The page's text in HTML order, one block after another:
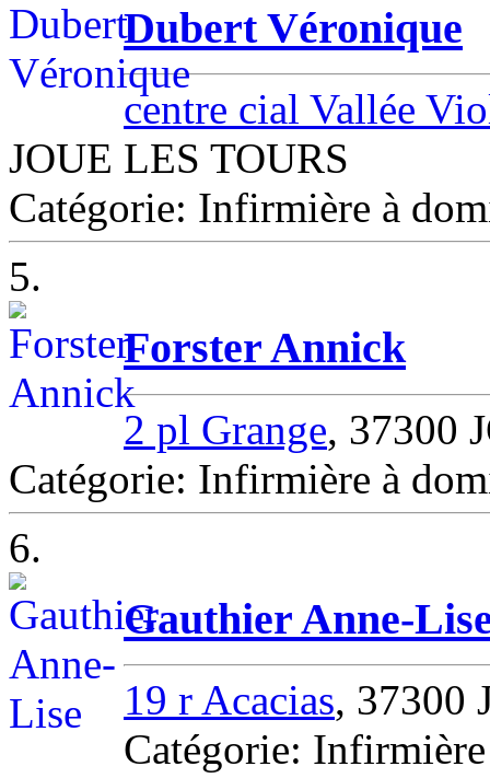
Dubert Véronique
centre cial Vallée
JOUE LES TOURS
Catégorie: Infirmière à
5.
Forster Annick
2 pl Grange, 37300
Catégorie: Infirmière à
6.
Gauthier Anne-
19 r Acacias, 37300
Catégorie: